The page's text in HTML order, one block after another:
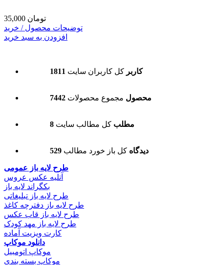
35,000 تومان
توضیحات محصول / خرید
افزودن به سبد خرید
1811 کاربر کل کاربران سایت
7442 محصول مجموع محصولات
8 مطلب کل مطالب سایت
529 دیدگاه کل باز خورد مطالب
طرح لایه باز عمومی
آتلیه عکس عروس
بکگراند لایه باز
طرح لایه باز تبلیغاتی
طرح لایه باز دفترچه کاغذ
طرح لایه باز قاب عکس
طرح لایه باز مهد کودک
کارت ویزیت آماده
دانلود موکاپ
موکاپ اتومبیل
موکاپ بسته بندی